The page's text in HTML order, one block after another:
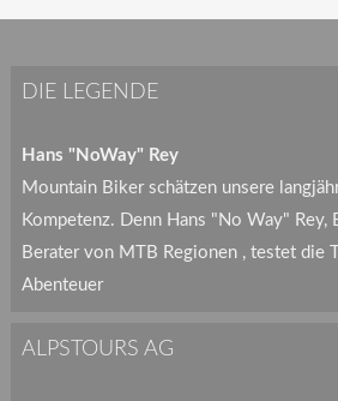
DIE LEGENDE
Hans "NoWay" Rey
Mountain Biker schätzen unsere
Kompetenz. Denn Hans "No Way" Rey,
Berater von MTB Regionen , testet die
Abenteuer
ALPSTOURS AG